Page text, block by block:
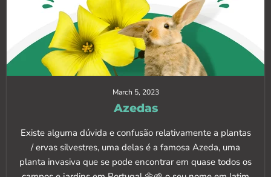
March 5, 2023
Azedas
Existe alguma dúvida e confusão relativamente a plantas
/ ervas silvestres, uma delas é a famosa Azeda, uma
planta invasiva que se pode encontrar em quase todos os